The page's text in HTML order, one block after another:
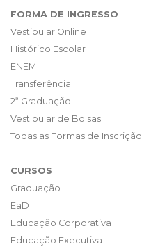
FORMA DE INGRESSO
Vestibular Online
Histórico Escolar
ENEM
Transferência
2ª Graduação
Vestibular de Bolsas
Todas as Formas de Inscrição
CURSOS
Graduação
EaD
Educação Corporativa
Educação Executiva